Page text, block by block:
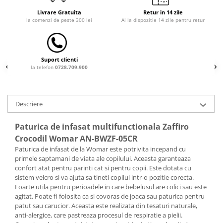
Sac de dormit 90 cm
Sac de dormit 100 cm
Sac de dormit 110 cm
Sac de dormit 120 cm
Sac de dormit 130 cm
Sac de dormit 140 cm
Sac de dormit tineret
Saltele de infasat
Livrare Gratuita
la comenzi de peste 300 lei
Retur in 14 zile
Ai la dispozitie 14 zile pentru retur
Suport clienti
la telefon 0728.709.900
Descriere
Paturica de infasat multifunctionala Zaffiro
Crocodil Womar AN-BWZF-05CR
Paturica de infasat de la Womar este potrivita incepand cu
primele saptamani de viata ale copilului. Aceasta garanteaza
confort atat pentru parinti cat si pentru copii. Este dotata cu
sistem velcro si va ajuta sa tineti copilul intr-o pozitie corecta.
Foarte utila pentru perioadele in care bebelusul are colici sau este
agitat. Poate fi folosita ca si covoras de joaca sau paturica pentru
patut sau carucior. Aceasta este realizata din tesaturi naturale,
anti-alergice, care pastreaza procesul de respiratie a pielii.